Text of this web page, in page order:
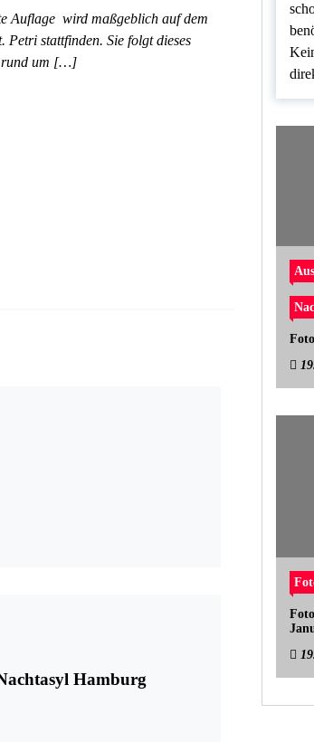
Auflage wird maßgeblich auf dem
stattfinden. Sie folgt dieses
rund um […]
Hamburg